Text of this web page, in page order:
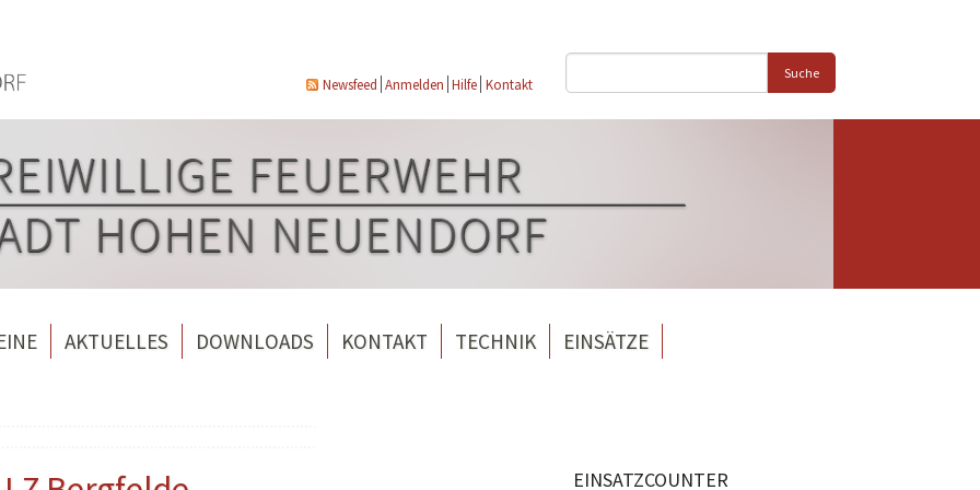
Newsfeed Anmelden Hilfe Kontakt
Suche
AKTUELLES DOWNLOADS KONTAKT TECHNIK EINSÄTZE
EINSATZCOUNTER